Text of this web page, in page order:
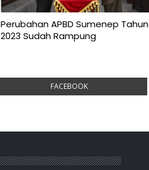
Perubahan APBD Sumenep Tahun
2023 Sudah Rampung
FACEBOOK